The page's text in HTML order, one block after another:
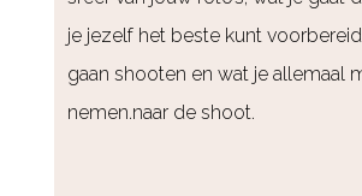
je jezelf het beste kunt
gaan shooten en wat je allemaal
nemen.naar de shoot.